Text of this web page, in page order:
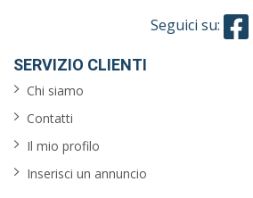
Seguici su:
SERVIZIO CLIENTI
Chi siamo
Contatti
Il mio profilo
Inserisci un annuncio